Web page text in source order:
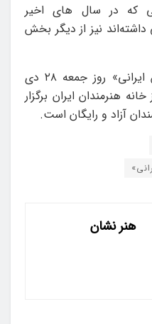
که در سال های اخیر
نیز از دیگر بخش
نشست پژوهشی «شب ویولن ایرانی» روز جمعه ۲۸ دی
خانه هنرمندان ایران برگزار
آزاد و رایگان است.
هنر نشان